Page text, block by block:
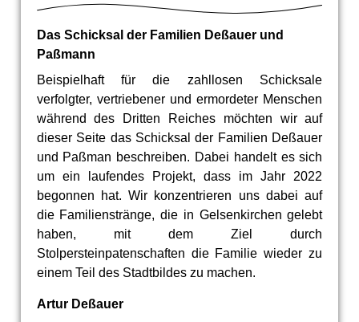
Das Schicksal der Familien Deßauer und
Paßmann
Beispielhaft für die zahllosen Schicksale
verfolgter, vertriebener und ermordeter Menschen
während des Dritten Reiches möchten wir auf
dieser Seite das Schicksal der Familien Deßauer
und Paßman beschreiben. Dabei handelt es sich
um ein laufendes Projekt, dass im Jahr 2022
begonnen hat. Wir konzentrieren uns dabei auf
die Familienstränge, die in Gelsenkirchen gelebt
haben, mit dem Ziel durch
Stolpersteinpatenschaften die Familie wieder zu
einem Teil des Stadtbildes zu machen.
Artur Deßauer